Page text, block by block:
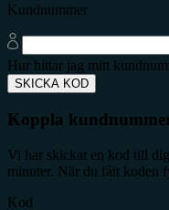
Kundnummer
Hur hittar jag mitt
SKICKA KOD
Koppla
Vi har skickat en kod till
minuter. När du fått koden
Kod